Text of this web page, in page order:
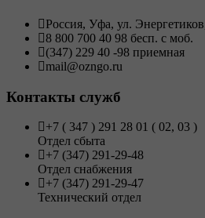
Россия, Уфа, ул.
8 800 700 40 98 бесп. с моб.
(347) 229 40 -98 приемная
mail@ozngo.ru
Контакты служб
+7 ( 347 ) 291 28 01 ( 02, 03 )
Отдел сбыта
+7 (347) 291-29-48
Отдел снабжения
+7 (347) 291-29-47
Технический отдел